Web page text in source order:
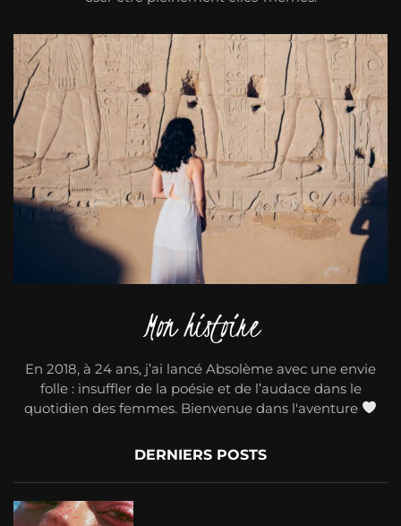
Mon histoire
En 2018, à 24 ans, j’ai lancé Absolème avec une envie
folle : insuffler de la poésie et de l’audace dans le
quotidien des femmes. Bienvenue dans l'aventure
DERNIERS POSTS